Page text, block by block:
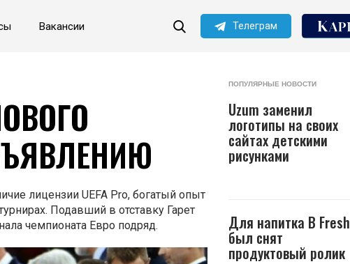
Вакансии Телеграм
Читайте главные новости
лицензии UEFA Pro, богатый опыт
Подавший в отставку Гарет
чемпионата Евро подряд.
ПОПУЛЯРНЫЕ НОВОСТИ
Uzum заменил
логотипы на своих
сайтах детскими
рисунками
Для напитка B Fresh
был снят
продуктовый ролик